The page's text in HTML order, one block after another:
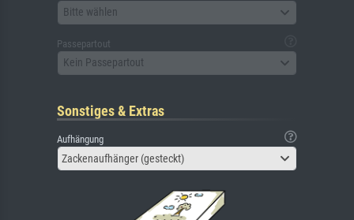
Bitte wählen
Passepartout
Kein Passepartout
Sonstiges & Extras
Aufhängung
Zackenaufhänger (gesteckt)